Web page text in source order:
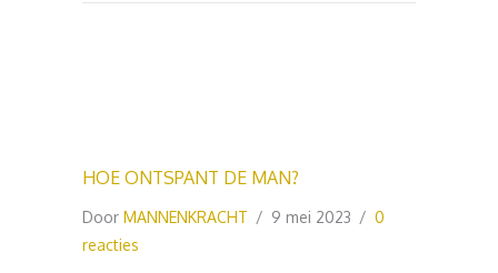
HOE ONTSPANT DE MAN?
Door MANNENKRACHT / 9 mei 2023 / 0
reacties